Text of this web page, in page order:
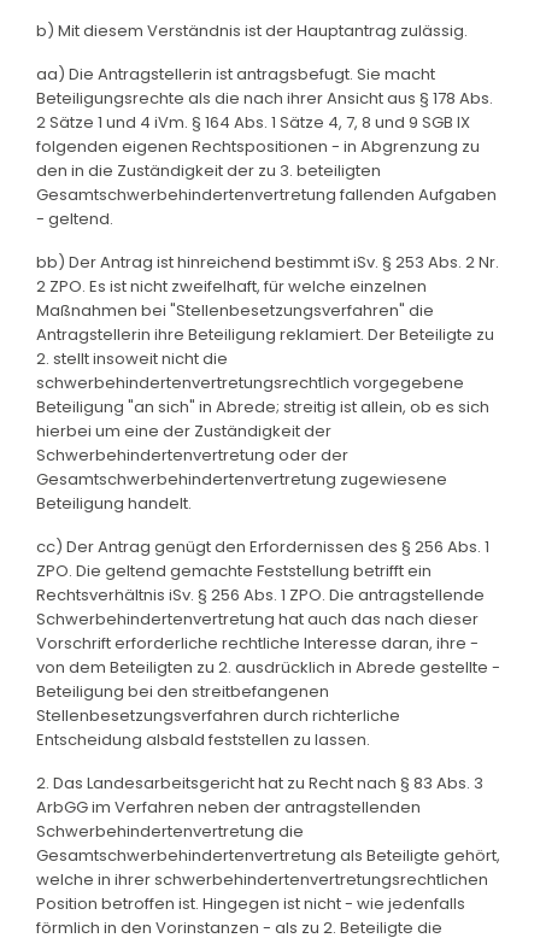
b) Mit diesem Verständnis ist der Hauptantrag zulässig.
aa) Die Antragstellerin ist antragsbefugt. Sie macht
Beteiligungsrechte als die nach ihrer Ansicht aus § 178 Abs.
2 Sätze 1 und 4 iVm. § 164 Abs. 1 Sätze 4, 7, 8 und 9 SGB IX
folgenden eigenen Rechtspositionen - in Abgrenzung zu
den in die Zuständigkeit der zu 3. beteiligten
Gesamtschwerbehindertenvertretung fallenden Aufgaben
- geltend.
bb) Der Antrag ist hinreichend bestimmt iSv. § 253 Abs. 2 Nr.
2 ZPO. Es ist nicht zweifelhaft, für welche einzelnen
Maßnahmen bei "Stellenbesetzungsverfahren" die
Antragstellerin ihre Beteiligung reklamiert. Der Beteiligte zu
2. stellt insoweit nicht die
schwerbehindertenvertretungsrechtlich vorgegebene
Beteiligung "an sich" in Abrede; streitig ist allein, ob es sich
hierbei um eine der Zuständigkeit der
Schwerbehindertenvertretung oder der
Gesamtschwerbehindertenvertretung zugewiesene
Beteiligung handelt.
cc) Der Antrag genügt den Erfordernissen des § 256 Abs. 1
ZPO. Die geltend gemachte Feststellung betrifft ein
Rechtsverhältnis iSv. § 256 Abs. 1 ZPO. Die antragstellende
Schwerbehindertenvertretung hat auch das nach dieser
Vorschrift erforderliche rechtliche Interesse daran, ihre -
von dem Beteiligten zu 2. ausdrücklich in Abrede gestellte -
Beteiligung bei den streitbefangenen
Stellenbesetzungsverfahren durch richterliche
Entscheidung alsbald feststellen zu lassen.
2. Das Landesarbeitsgericht hat zu Recht nach § 83 Abs. 3
ArbGG im Verfahren neben der antragstellenden
Schwerbehindertenvertretung die
Gesamtschwerbehindertenvertretung als Beteiligte gehört,
welche in ihrer schwerbehindertenvertretungsrechtlichen
Position betroffen ist. Hingegen ist nicht - wie jedenfalls
förmlich in den Vorinstanzen - als zu 2. Beteiligte die